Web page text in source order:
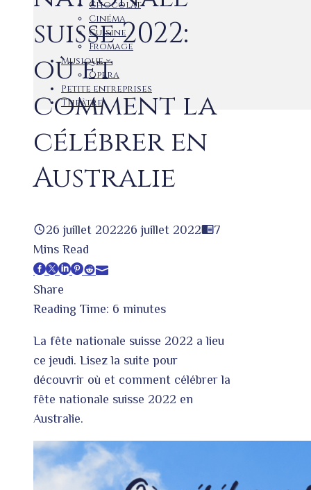
Chocolat
Cinéma
Cuisine
Fromage
Musique
Opéra
Petite entreprises
Théâtre
suisse 2022:
où et
comment la
célébrer en
Australie
26 juillet 202226 juillet 2022
7
Mins Read
Facebook
Twitter
LinkedIn
Pinterest
Stumbleupon
Email
Share
Reading Time: 6 minutes
La fête nationale suisse 2022 a lieu
ce jeudi. Lisez la suite pour
découvrir où et comment célébrer la
fête nationale suisse 2022 en
Australie.